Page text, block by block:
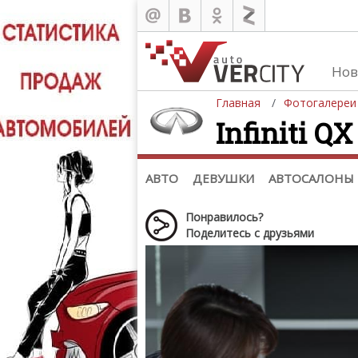
Главная Фотогалереи
Infiniti QX
АВТО ДЕВУШКИ АВТОСАЛОНЫ
Автомобили
Последние добавления
Список марок
(+1102)
Понравилось?
Поделитесь с друзьями